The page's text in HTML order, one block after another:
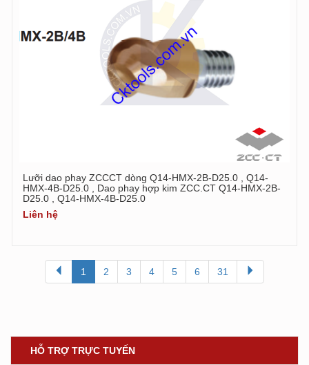
HỖ TRỢ TRỰC TUYẾN
Lưỡi dao phay ZCCCT dòng Q14-HMX-2B-D25.0 , Q14-
HMX-4B-D25.0 , Dao phay hợp kim ZCC.CT Q14-HMX-2B-
D25.0 , Q14-HMX-4B-D25.0
Liên hệ
1 2 3 4 5 6 31